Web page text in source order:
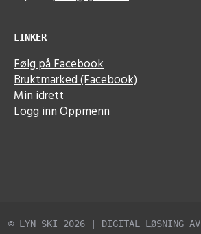
LINKER
Følg på Facebook
Bruktmarked (Facebook)
Min idrett
Logg inn Oppmenn
© LYN SKI 2026 | DIGITAL LØSNING AV